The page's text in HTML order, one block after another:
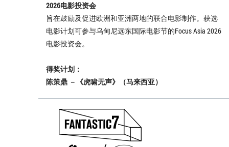
2026电影投资会
旨在鼓励及促进欧洲和亚洲两地的联合电影制作。获选
电影计划可参与乌甸尼远东国际电影节的Focus Asia 2026
电影投资会。
得奖计划：
陈策鼎 －《虎啸无声》（马来西亚）